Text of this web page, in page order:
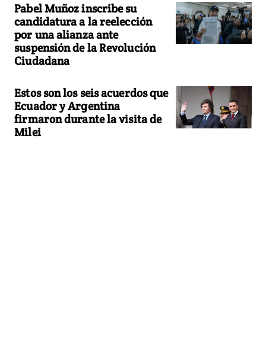
Pabel Muñoz inscribe su
candidatura a la reelección
por una alianza ante
suspensión de la Revolución
Ciudadana
Estos son los seis acuerdos que
Ecuador y Argentina
firmaron durante la visita de
Milei